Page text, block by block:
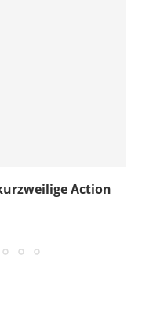
Action